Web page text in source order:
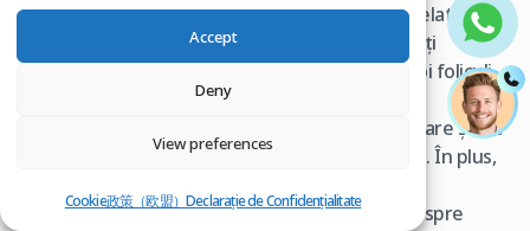
Accept
Deny
View preferences
Cookie政策（欧盟）Declarație de Confidențialitate
corp). Cu alte cuvinte, aceste celule pot fi modelate
după cum este necesar în locul în care delimitați
tratamentul. Pot fi folosite pentru a genera noi foliculi.
Deși terapia cu celule stem este o tehnică
promițătoare, ea este încă studiată în laboratoare și are
nevoie de câțiva ani pentru a vedea lumina zilei. În plus,
Administration (FDA) a emis un avertisment despre